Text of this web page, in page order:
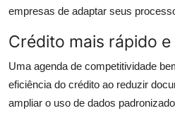
empresas de adaptar seus
Crédito mais rápido
Uma agenda de competitividade
eficiência do crédito ao reduzir
ampliar o uso de dados